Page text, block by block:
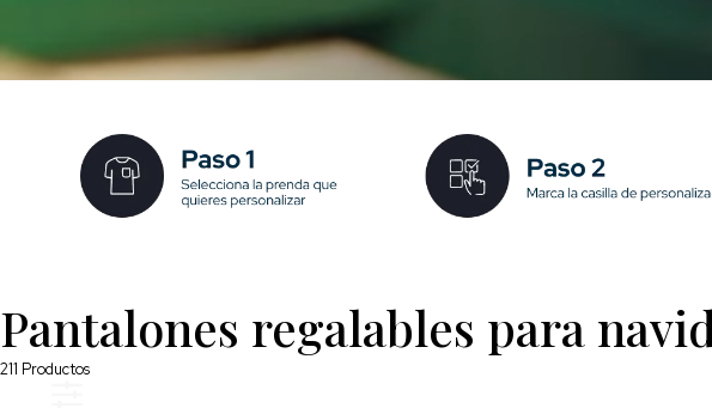
Pantalones regalables para
211 Productos